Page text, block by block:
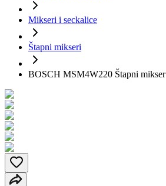
Mikseri i seckalice
Štapni mikseri
BOSCH MSM4W220 Štapni mikser